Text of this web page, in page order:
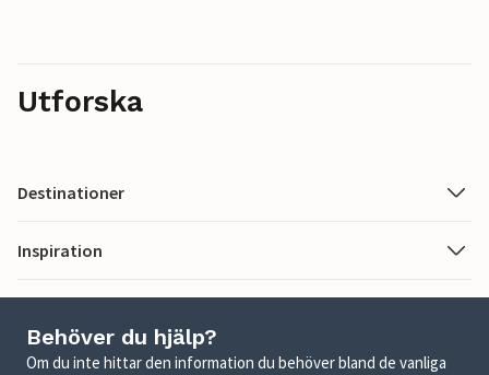
Utforska
Destinationer
Inspiration
Behöver du hjälp?
Om du inte hittar den information du behöver bland de vanliga